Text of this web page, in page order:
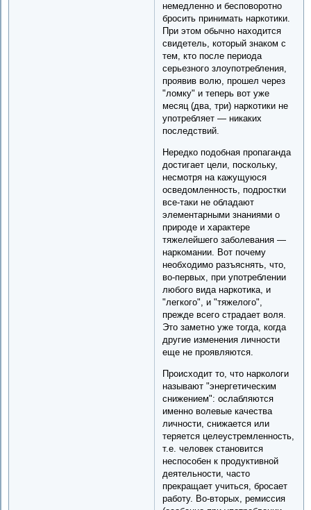
немедленно и бесповоротно
бросить принимать наркотики.
При этом обычно находится
свидетель, который знаком с
тем, кто после периода
серьезного злоупотребления,
проявив волю, прошел через
"ломку" и теперь вот уже
месяц (два, три) наркотики не
употребляет — никаких
последствий.
Нередко подобная пропаганда
достигает цели, поскольку,
несмотря на кажущуюся
осведомленность, подростки
все-таки не обладают
элементарными знаниями о
природе и характере
тяжелейшего заболевания —
наркомании. Вот почему
необходимо разъяснять, что,
во-первых, при употреблении
любого вида наркотика, и
"легкого", и "тяжелого",
прежде всего страдает воля.
Это заметно уже тогда, когда
другие изменения личности
еще не проявляются.
Происходит то, что наркологи
называют "энергетическим
снижением": ослабляются
именно волевые качества
личности, снижается или
теряется целеустремленность,
т.е. человек становится
неспособен к продуктивной
деятельности, часто
прекращает учиться, бросает
работу. Во-вторых, ремиссия